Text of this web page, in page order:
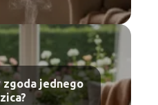
zgoda jednego